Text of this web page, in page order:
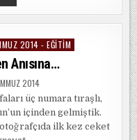
SISTEMI
VE
SORUNLARI
2014 - EĞITIM
Anısına…
2014
üç numara tıraşlı,
içinden gelmiştik.
ilk kez ceket